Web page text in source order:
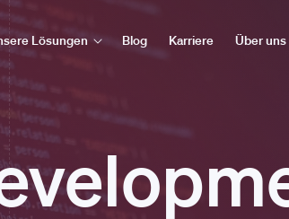
Lösungen Blog Karriere Über uns